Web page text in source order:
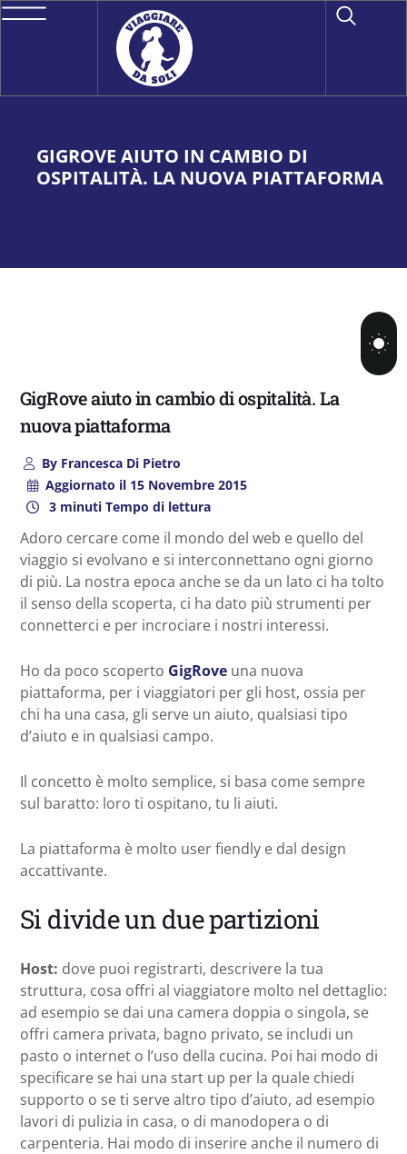
GIGROVE AIUTO IN CAMBIO DI
OSPITALITÀ. LA NUOVA PIATTAFORMA
GigRove aiuto in cambio di ospitalità. La
nuova piattaforma
ByFrancesca Di Pietro
Aggiornato il15 Novembre 2015
3 minuti Tempo di lettura
Adoro cercare come il mondo del web e quello del
viaggio si evolvano e si interconnettano ogni giorno
di più. La nostra epoca anche se da un lato ci ha tolto
il senso della scoperta, ci ha dato più strumenti per
connetterci e per incrociare i nostri interessi.
Ho da poco scoperto GigRove una nuova
piattaforma, per i viaggiatori per gli host, ossia per
chi ha una casa, gli serve un aiuto, qualsiasi tipo
d’aiuto e in qualsiasi campo.
Il concetto è molto semplice, si basa come sempre
sul baratto: loro ti ospitano, tu li aiuti.
La piattaforma è molto user fiendly e dal design
accattivante.
Si divide un due partizioni
Host: dove puoi registrarti, descrivere la tua
struttura, cosa offri al viaggiatore molto nel dettaglio:
ad esempio se dai una camera doppia o singola, se
offri camera privata, bagno privato, se includi un
pasto o internet o l’uso della cucina. Poi hai modo di
specificare se hai una start up per la quale chiedi
supporto o se ti serve altro tipo d’aiuto, ad esempio
lavori di pulizia in casa, o di manodopera o di
carpenteria. Hai modo di inserire anche il numero di